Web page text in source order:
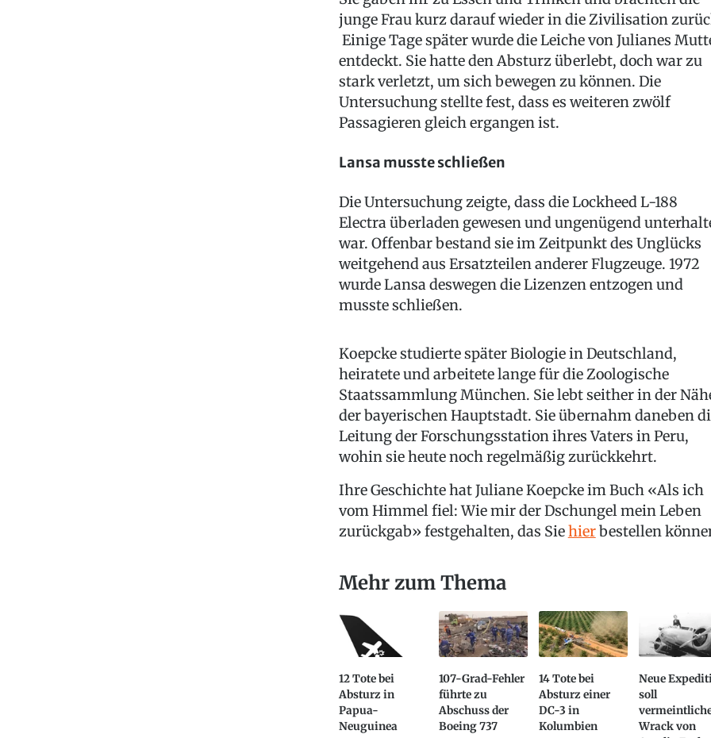
junge Frau kurz darauf wieder in die Zivilisation
Einige Tage später wurde die Leiche von Julianes
entdeckt. Sie hatte den Absturz überlebt, doch war zu
stark verletzt, um sich bewegen zu können. Die
Untersuchung stellte fest, dass es weiteren zwölf
Passagieren gleich ergangen ist.
Lansa musste schließen
Die Untersuchung zeigte, dass die Lockheed L-188
Electra überladen gewesen und ungenügend
war. Offenbar bestand sie im Zeitpunkt des Unglücks
weitgehend aus Ersatzteilen anderer Flugzeuge. 1972
wurde Lansa deswegen die Lizenzen entzogen und
musste schließen.
Koepcke studierte später Biologie in Deutschland,
heiratete und arbeitete lange für die Zoologische
Staatssammlung München. Sie lebt seither in der
der bayerischen Hauptstadt. Sie übernahm daneben
Leitung der Forschungsstation ihres Vaters in Peru,
wohin sie heute noch regelmäßig zurückkehrt.
Ihre Geschichte hat Juliane Koepcke im Buch «Als ich
vom Himmel fiel: Wie mir der Dschungel mein Leben
zurückgab» festgehalten, das Siehierbestellen
Mehr zum Thema
12 Tote bei
Absturz in
Papua-
Neuguinea
107-Grad-Fehler
führte zu
Abschuss der
Boeing 737
14 Tote bei
Absturz einer
DC-3 in
Kolumbien
Neue
soll
Wrack von